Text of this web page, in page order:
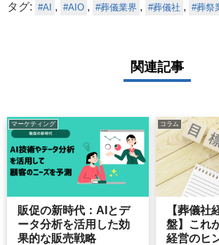
タグ: AI , AIO , 葬儀業界 , 葬儀社 , 葬祭
関連記事
マーケティング
販促の新時代：AIとデ
ータ分析を活用した効
果的な販売戦略
コラム
【葬儀社
盤】これ
経営のヒ